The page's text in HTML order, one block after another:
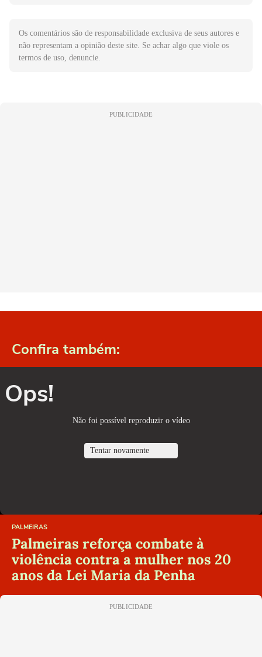
Os comentários são de responsabilidade exclusiva de seus autores e
não representam a opinião deste site. Se achar algo que viole os
termos de uso, denuncie.
PUBLICIDADE
Confira também:
Ops!
Não foi possível reproduzir o vídeo
Tentar novamente
PALMEIRAS
Palmeiras reforça combate à
violência contra a mulher nos 20
anos da Lei Maria da Penha
PUBLICIDADE